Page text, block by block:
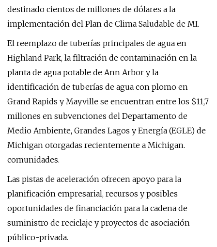
destinado cientos de millones de dólares a la
implementación del Plan de Clima Saludable de MI.
El reemplazo de tuberías principales de agua en
Highland Park, la filtración de contaminación en la
planta de agua potable de Ann Arbor y la
identificación de tuberías de agua con plomo en
Grand Rapids y Mayville se encuentran entre los $11,7
millones en subvenciones del Departamento de
Medio Ambiente, Grandes Lagos y Energía (EGLE) de
Michigan otorgadas recientemente a Michigan.
comunidades.
Las pistas de aceleración ofrecen apoyo para la
planificación empresarial, recursos y posibles
oportunidades de financiación para la cadena de
suministro de reciclaje y proyectos de asociación
público-privada.